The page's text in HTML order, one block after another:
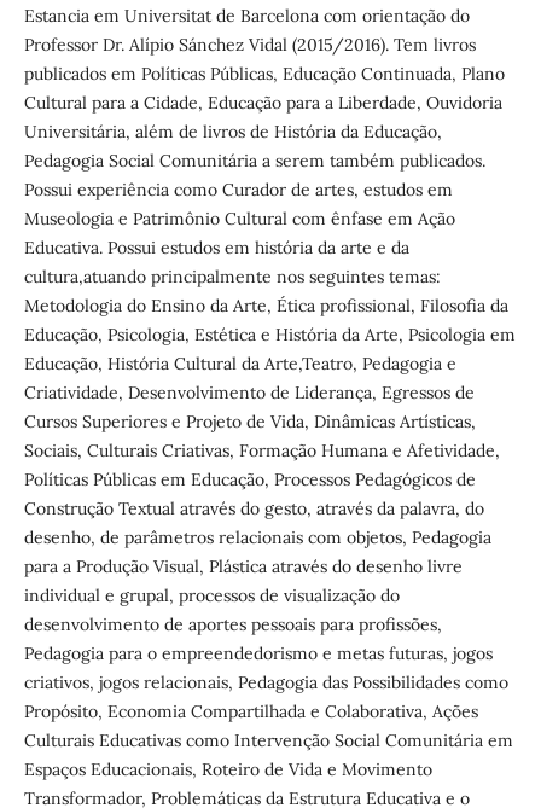
Estancia em Universitat de Barcelona com orientação do
Professor Dr. Alípio Sánchez Vidal (2015/2016). Tem livros
publicados em Políticas Públicas, Educação Continuada, Plano
Cultural para a Cidade, Educação para a Liberdade, Ouvidoria
Universitária, além de livros de História da Educação,
Pedagogia Social Comunitária a serem também publicados.
Possui experiência como Curador de artes, estudos em
Museologia e Patrimônio Cultural com ênfase em Ação
Educativa. Possui estudos em história da arte e da
cultura,atuando principalmente nos seguintes temas:
Metodologia do Ensino da Arte, Ética profissional, Filosofia da
Educação, Psicologia, Estética e História da Arte, Psicologia em
Educação, História Cultural da Arte,Teatro, Pedagogia e
Criatividade, Desenvolvimento de Liderança, Egressos de
Cursos Superiores e Projeto de Vida, Dinâmicas Artísticas,
Sociais, Culturais Criativas, Formação Humana e Afetividade,
Políticas Públicas em Educação, Processos Pedagógicos de
Construção Textual através do gesto, através da palavra, do
desenho, de parâmetros relacionais com objetos, Pedagogia
para a Produção Visual, Plástica através do desenho livre
individual e grupal, processos de visualização do
desenvolvimento de aportes pessoais para profissões,
Pedagogia para o empreendedorismo e metas futuras, jogos
criativos, jogos relacionais, Pedagogia das Possibilidades como
Propósito, Economia Compartilhada e Colaborativa, Ações
Culturais Educativas como Intervenção Social Comunitária em
Espaços Educacionais, Roteiro de Vida e Movimento
Transformador, Problemáticas da Estrutura Educativa e o